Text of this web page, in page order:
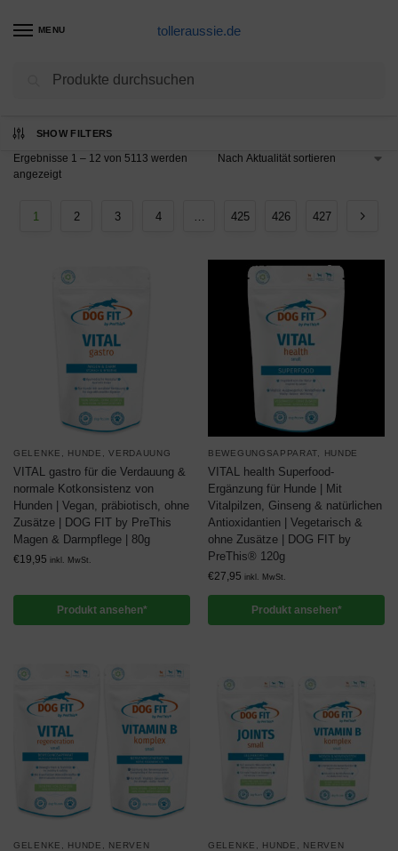
MENU tolleraussie.de
SHOW FILTERS
Ergebnisse 1 – 12 von 5113 werden
angezeigt
1 2 3 4 … 425 426 427
GELENKE HUNDE ,VERDAUUNG
VITAL gastro für die Verdauung &
normale Kotkonsistenz von
Hunden | Vegan, präbiotisch, ohne
Zusätze | DOG FIT by PreThis
Magen & Darmpflege | 80g
€19,95 inkl. MwSt.
Produkt ansehen*
BEWEGUNGSAPPARAT HUNDE
VITAL health Superfood-
Ergänzung für Hunde | Mit
Vitalpilzen, Ginseng & natürlichen
Antioxidantien | Vegetarisch &
ohne Zusätze | DOG FIT by
PreThis® 120g
€27,95 inkl. MwSt.
Produkt ansehen*
GELENKE HUNDE NERVEN GELENKE HUNDE NERVEN